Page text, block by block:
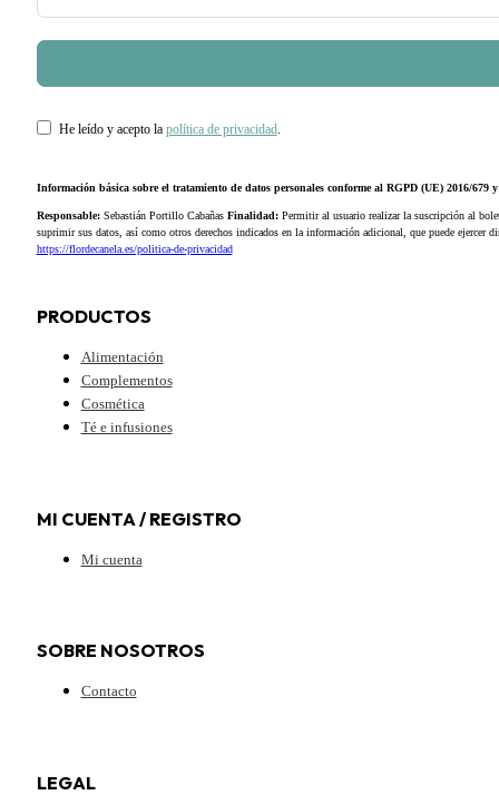
He leído y acepto la política de privacidad.
Información básica sobre el tratamiento de datos personales conforme al RGPD (UE) 2016/679
Responsable:Sebastián Portillo Cabañas Finalidad:Permitir al usuario realizar la suscripción al
suprimir sus datos, así como otros derechos indicados en la información adicional, que puede
https://flordecanela.es/politica-de-privacidad
PRODUCTOS
Alimentación
Complementos
Cosmética
Té e infusiones
MI CUENTA / REGISTRO
Mi cuenta
SOBRE NOSOTROS
Contacto
LEGAL